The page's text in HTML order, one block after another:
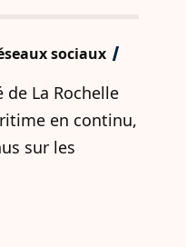
sociaux
de La Rochelle
en continu,
sur les